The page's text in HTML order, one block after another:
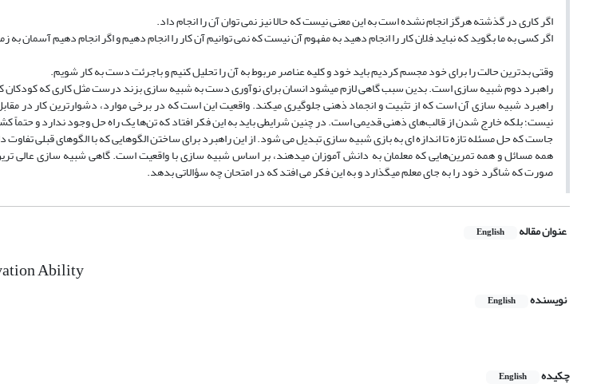
اگر کاری در گذشته هرگز انجام نشده است به این معنی نیست که حالا نیز نمی توان آن را انجام داد.
اگر کسی به ما بگوید که نباید فلان کار را انجام دهید به مفهوم آن نیست که نمی توانیم آن کار را انجام دهیم و اگر انجام دهیم آسمان
وقتی بدترین حالت را برای خود مجسم کردیم باید خود و کلیه عناصر مربوط به آن را تحلیل کنیم و باجرئت دست به کار شویم.
راهبرد دوم شبیه سازی است. بدین سبب گاهی لازم میشود انسان برای نوآوری دست به شبیه سازی بزند درست مثل کاری که کودکان
راهبرد شبیه سازی آن است که از تثبیت و انجماد ذهنی جلوگیری میکند. واقعیت این است که در برخی موارد، دشوارترین کار در
نیست؛ بلکه خارج شدن از قالب‌های ذهنی قدیمی است. در چنین شرایطی باید به این فکر افتاد که تن‌‌ها یک راه حل وجود ندارد و حتماً
جاست که حل مسئله تازه تا اندازه ای به بازی شبیه سازی تبدیل می شود. از این راهبرد برای ساختن الگو‌هایی که با الگو‌های قبلی
همه مسائل و همه تمرین‌هایی که معلمان به دانش آموزان میدهند، بر اساس شبیه سازی با واقعیت است. گاهی شبیه سازی عالی
صورت که شاگرد خود را به جای معلم میگذارد و به این فکر می افتد که در امتحان چه سؤالاتی بدهد.
عنوان مقاله English
Ability
نویسنده English
چکیده
English